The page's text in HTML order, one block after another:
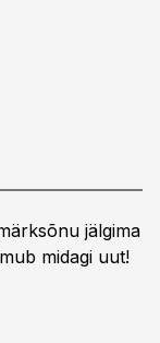
jälgima
midagi uut!